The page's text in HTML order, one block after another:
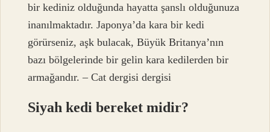
bir kediniz olduğunda hayatta şanslı olduğunuza
inanılmaktadır. Japonya’da kara bir kedi
görürseniz, aşk bulacak, Büyük Britanya’nın
bazı bölgelerinde bir gelin kara kedilerden bir
armağandır. – Cat dergisi dergisi
Siyah kedi bereket midir?